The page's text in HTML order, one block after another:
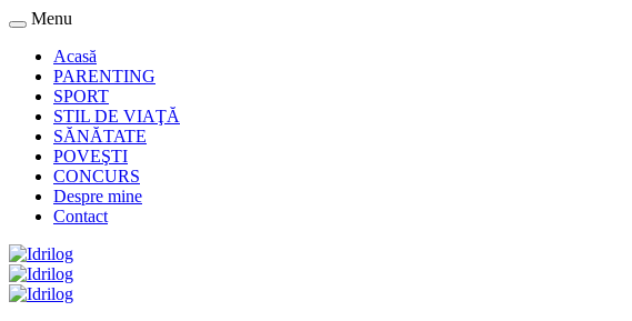
Menu
Acasă
PARENTING
SPORT
STIL DE VIAŢĂ
SĂNĂTATE
POVEŞTI
CONCURS
Despre mine
Contact